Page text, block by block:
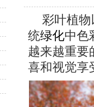
彩叶植
统绿化中色
越来越重要
喜和视觉享